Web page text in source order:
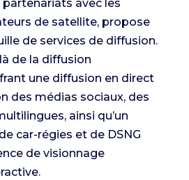
avec les
de satellite, propose
de services de diffusion.
de la diffusion
une diffusion en direct
des médias sociaux, des
ainsi qu’un
car-régies et de DSNG
de visionnage